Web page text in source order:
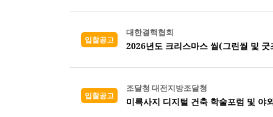
입찰공고
대한결핵협회
2026년도 크리스마스 씰(그린씰 및
입찰공고
조달청 대전지방조달청
미륵사지 디지털 건축 학술포럼 및 야